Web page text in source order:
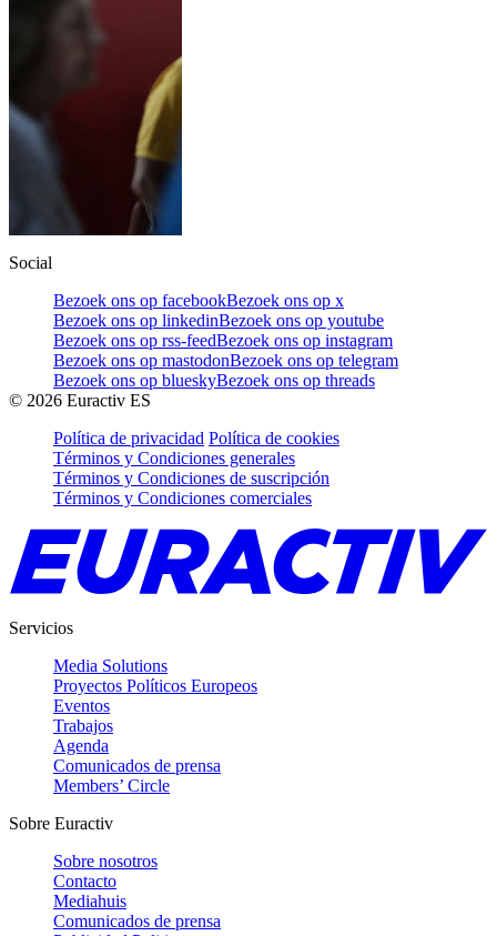
Social
Bezoek ons op facebookBezoek ons op x
Bezoek ons op linkedinBezoek ons op youtube
Bezoek ons op rss-feedBezoek ons op instagram
Bezoek ons op mastodonBezoek ons op telegram
Bezoek ons op blueskyBezoek ons op threads
© 2026 Euractiv ES
Política de privacidad Política de cookies
Términos y Condiciones generales
Términos y Condiciones de suscripción
Términos y Condiciones comerciales
Servicios
Media Solutions
Proyectos Políticos Europeos
Eventos
Trabajos
Agenda
Comunicados de prensa
Members’ Circle
Sobre Euractiv
Sobre nosotros
Contacto
Mediahuis
Comunicados de prensa